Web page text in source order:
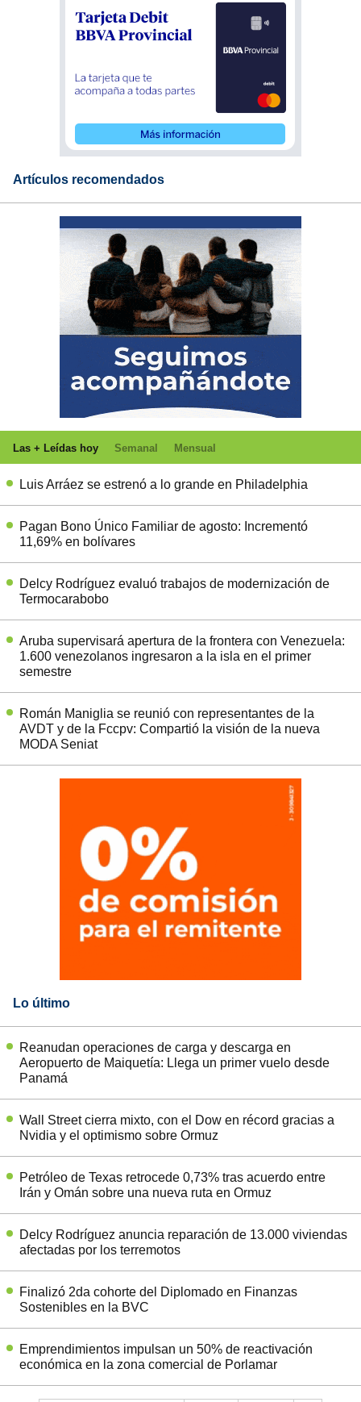
Artículos recomendados
Las + Leídas hoy Semanal Mensual
Luis Arráez se estrenó a lo grande en Philadelphia
Pagan Bono Único Familiar de agosto: Incrementó
11,69% en bolívares
Delcy Rodríguez evaluó trabajos de modernización de
Termocarabobo
Aruba supervisará apertura de la frontera con Venezuela:
1.600 venezolanos ingresaron a la isla en el primer
semestre
Román Maniglia se reunió con representantes de la
AVDT y de la Fccpv: Compartió la visión de la nueva
MODA Seniat
Lo último
Reanudan operaciones de carga y descarga en
Aeropuerto de Maiquetía: Llega un primer vuelo desde
Panamá
Wall Street cierra mixto, con el Dow en récord gracias a
Nvidia y el optimismo sobre Ormuz
Petróleo de Texas retrocede 0,73% tras acuerdo entre
Irán y Omán sobre una nueva ruta en Ormuz
Delcy Rodríguez anuncia reparación de 13.000 viviendas
afectadas por los terremotos
Finalizó 2da cohorte del Diplomado en Finanzas
Sostenibles en la BVC
Emprendimientos impulsan un 50% de reactivación
económica en la zona comercial de Porlamar